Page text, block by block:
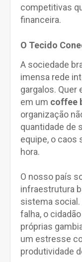
competitivas
financeira.
O Tecido
A sociedade
imensa rede
gargalos. Quer
em um coffee
organização
quantidade de
equipe, o caos
hora.
O nosso país
infraestrutura
sistema social.
falha, o
próprias
um estresse
produtividade